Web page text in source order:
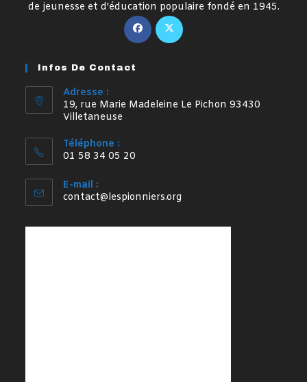
de jeunesse et d'éducation populaire fondé en 1945.
S’ouvre
dans
S’ouvre
Infos De Contact
Adresse :
19, rue Marie Madeleine Le Pichon 93430
Villetaneuse
Téléphone :
01 58 34 05 20
E-mail :
contact@lespionniers.orgS’ouvre